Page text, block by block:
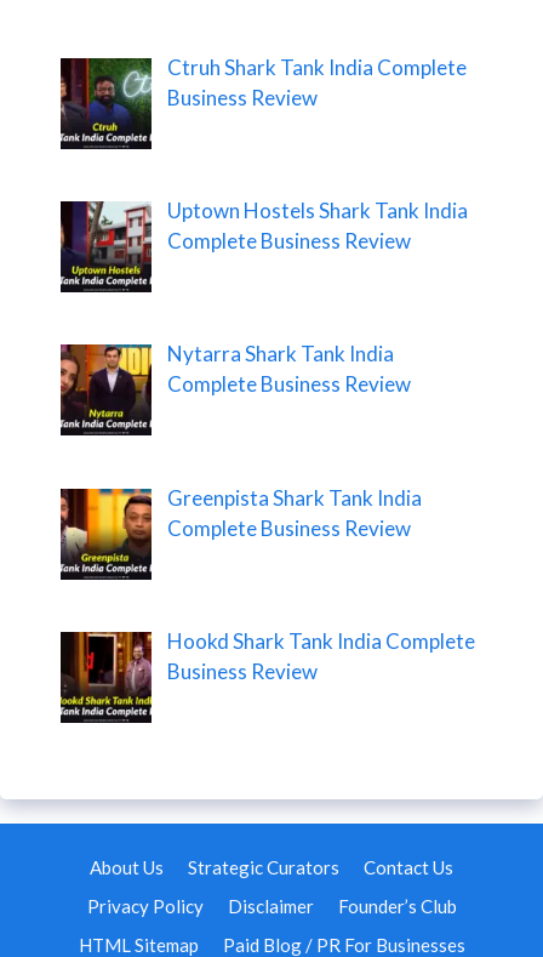
Ctruh Shark Tank India Complete
Business Review
Uptown Hostels Shark Tank India
Complete Business Review
Nytarra Shark Tank India
Complete Business Review
Greenpista Shark Tank India
Complete Business Review
Hookd Shark Tank India Complete
Business Review
About Us Strategic Curators
Contact Us
Privacy Policy
Disclaimer
Founder’s Club
HTML Sitemap
Paid Blog / PR For Businesses